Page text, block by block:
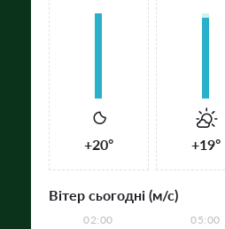
+20° +19°
Вітер сьогодні (м/с)
02:00 05:00